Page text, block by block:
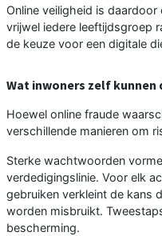
Online veiligheid is
vrijwel iedere leeftijdsgroep
de keuze voor een digitale
Wat inwoners zelf kunnen
Hoewel online fraude
verschillende manieren om
Sterke wachtwoorden
verdedigingslinie. Voor elk
gebruiken verkleint de kans
worden misbruikt.
bescherming.